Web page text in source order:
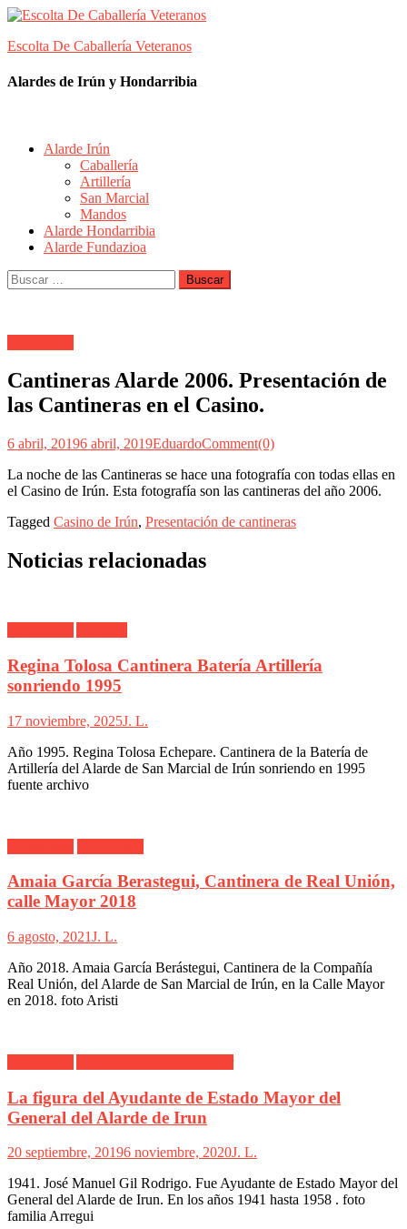
Skip
content
Escolta De Caballería Veteranos
Alardes de Irún y Hondarribia
Alarde Irún
Caballería
Artillería
San Marcial
Mandos
Alarde Hondarribia
Alarde Fundazioa
Buscar:
Cantineras Alarde 2006. Presentación de
las Cantineras en el Casino.
6 abril, 20196 abril, 2019EduardoComment(0)
La noche de las Cantineras se hace una fotografía con todas ellas en
el Casino de Irún. Esta fotografía son las cantineras del año 2006.
Tagged Casino de Irún, Presentación de cantineras
Noticias relacionadas
Regina Tolosa Cantinera Batería Artillería
sonriendo 1995
17 noviembre, 2025J. L.
Año 1995. Regina Tolosa Echepare. Cantinera de la Batería de
Artillería del Alarde de San Marcial de Irún sonriendo en 1995
fuente archivo
Amaia García Berastegui, Cantinera de Real Unión,
calle Mayor 2018
6 agosto, 2021J. L.
Año 2018. Amaia García Berástegui, Cantinera de la Compañía
Real Unión, del Alarde de San Marcial de Irún, en la Calle Mayor
en 2018. foto Aristi
La figura del Ayudante de Estado Mayor del
General del Alarde de Irun
20 septiembre, 20196 noviembre, 2020J. L.
1941. José Manuel Gil Rodrigo. Fue Ayudante de Estado Mayor del
General del Alarde de Irun. En los años 1941 hasta 1958 . foto
familia Arregui